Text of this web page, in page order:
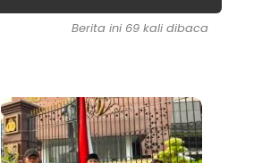
Berita ini 69 kali dibaca